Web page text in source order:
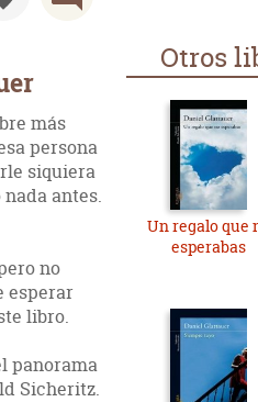
más
persona
siquiera
antes.
no
esperar
libro.
panorama
Sicheritz.
Otros
Un regalo que
esperabas